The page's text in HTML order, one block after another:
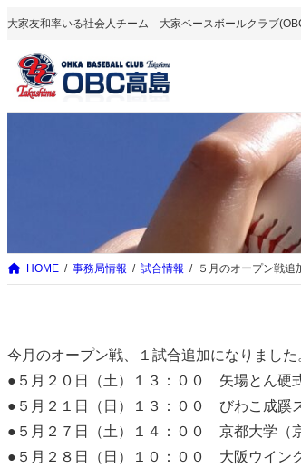
内
を
ス
大家友和率いる社会人チーム－大家ベースボールクラブ
HOME 事務局情報 試合情報 ５月のオープン戦追
今月のオープン戦、１試合追加になりました
●５月２０日（土）１３：００ 矢場とん硬
●５月２１日（日）１３：００ びわこ成蹊
●５月２７日（土）１４：００ 京都大学（
●５月２８日（日）１０：００ 大阪ウイン